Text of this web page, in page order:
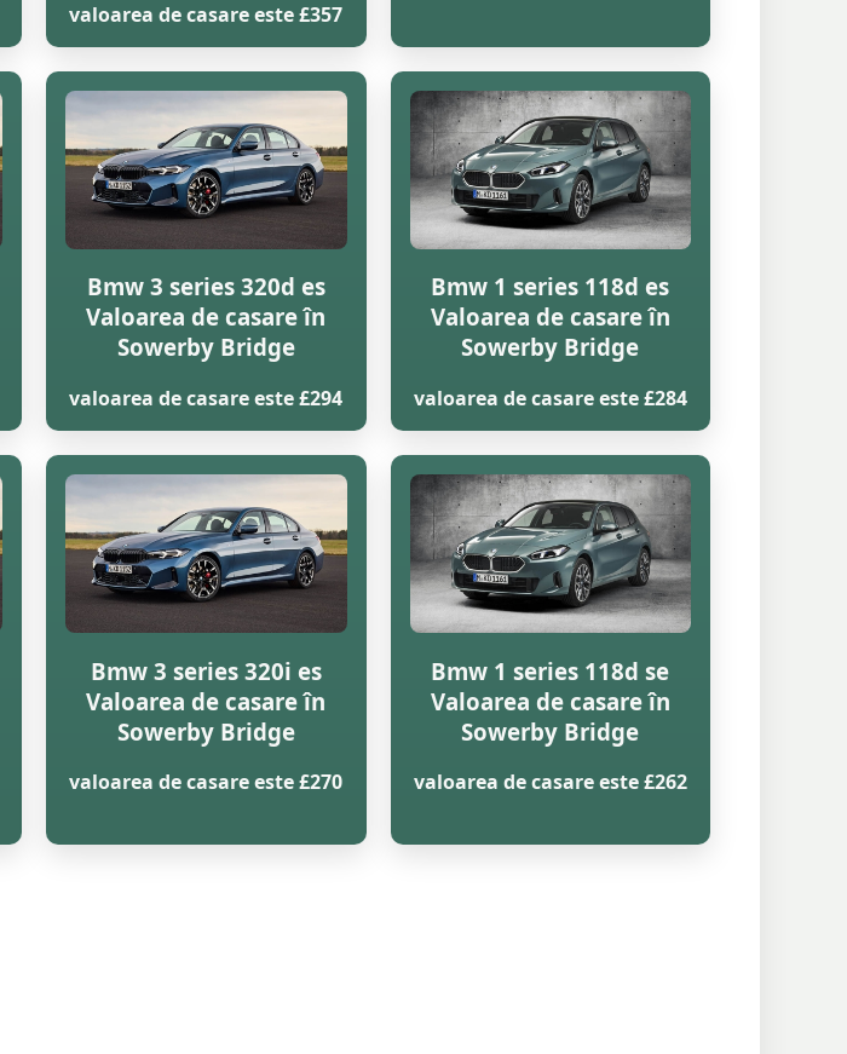
valoarea de casare este £357
Bmw 3 series 320d es
Valoarea de casare în
Sowerby Bridge
valoarea de casare este £294
Bmw 1 series 118d es
Valoarea de casare în
Sowerby Bridge
valoarea de casare este £284
Bmw 3 series 320i es
Valoarea de casare în
Sowerby Bridge
valoarea de casare este £270
Bmw 1 series 118d se
Valoarea de casare în
Sowerby Bridge
valoarea de casare este £262